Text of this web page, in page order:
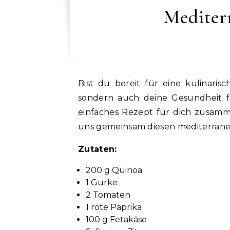
Bist du bereit für eine kulinarische Reise, die nicht nur deinen Gaumen verwöhnt,
sondern auch deine Gesundheit
einfaches Rezept für dich
uns gemeinsam diesen
Zutaten:
200 g Quinoa
1 Gurke
2 Tomaten
1 rote Paprika
100 g Fetakäse